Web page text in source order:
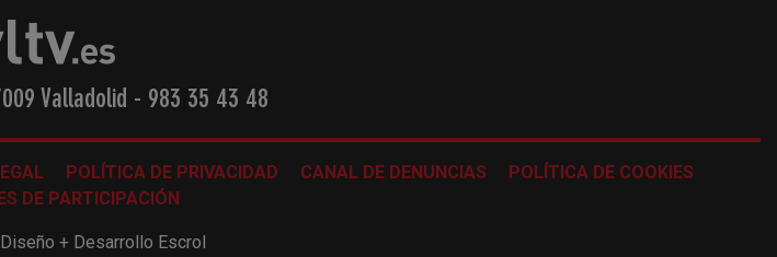
Valladolid - 983 35 43 48
POLÍTICA DE PRIVACIDAD CANAL DE DENUNCIAS
POLÍTICA DE COOKIES
DE PARTICIPACIÓN
Diseño + Desarrollo Escrol